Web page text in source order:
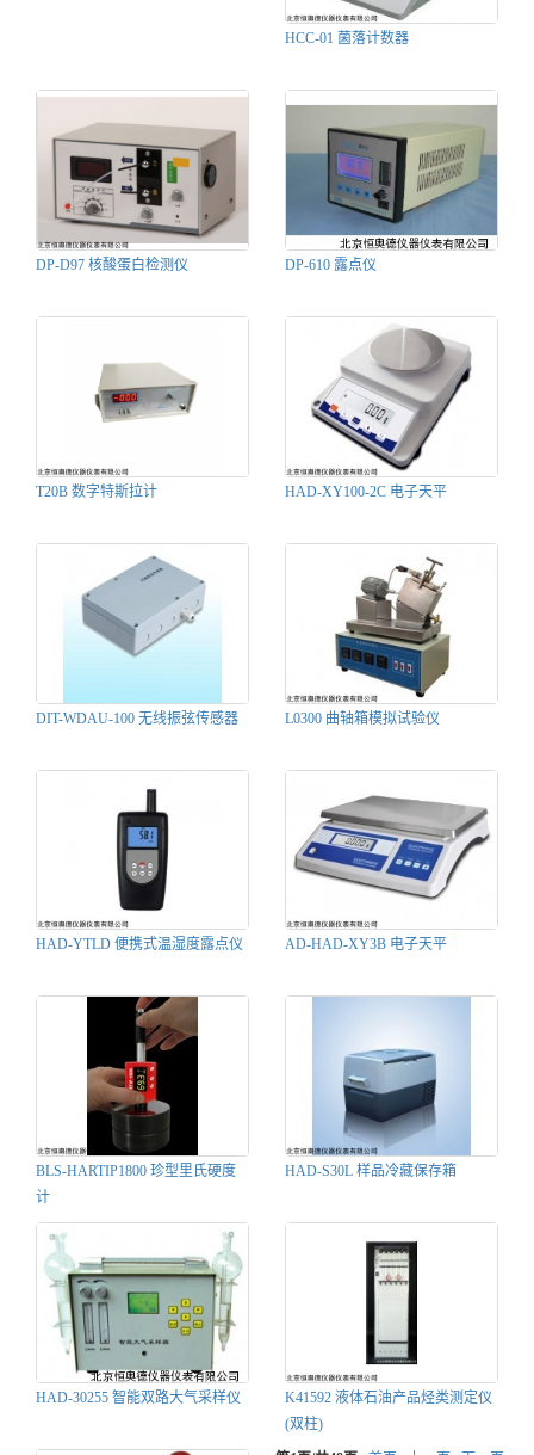
HCC-01 菌落计数器
DP-D97 核酸蛋白检测仪 DP-610 露点仪
T20B 数字特斯拉计 HAD-XY100-2C 电子天平
DIT-WDAU-100 无线振弦传感器 L0300 曲轴箱模拟试验仪
HAD-YTLD 便携式温湿度露点仪 AD-HAD-XY3B 电子天平
BLS-HARTIP1800 珍型里氏硬度
计
HAD-S30L 样品冷藏保存箱
HAD-30255 智能双路大气采样仪
K41592 液体石油产品烃类测定仪
(双柱)